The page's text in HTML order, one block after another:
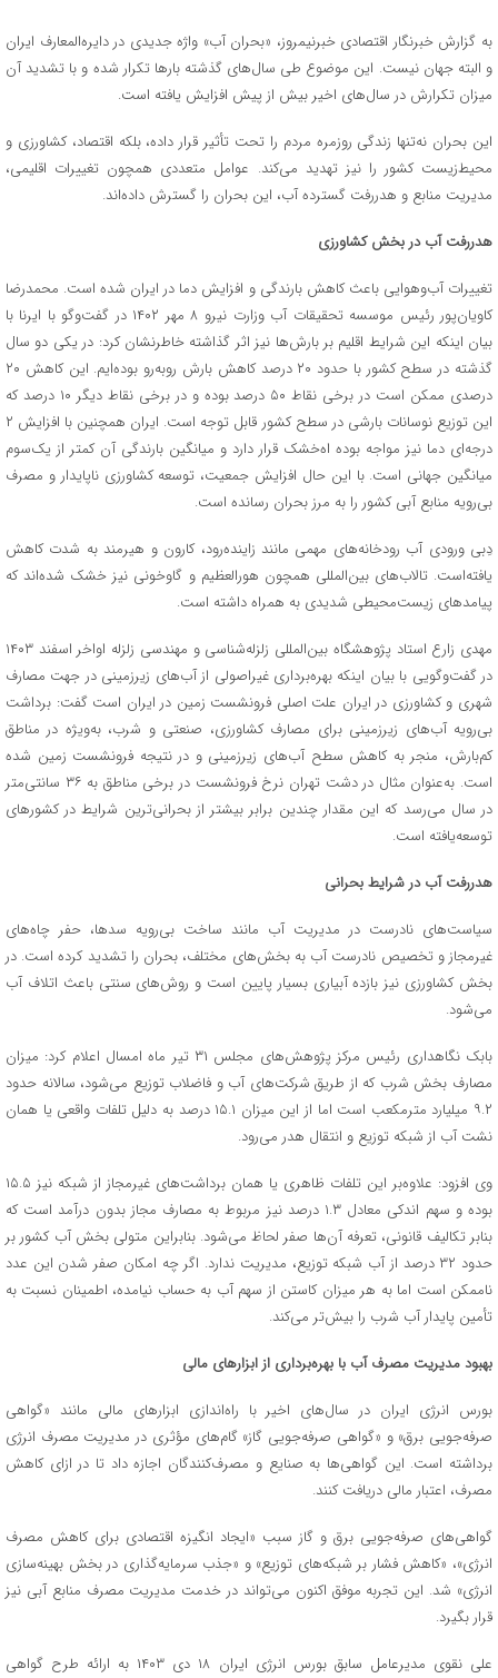
به گزارش خبرنگار اقتصادی خبرنیمروز، «بحران آب» واژه جدیدی در دایره‌المعارف ایران
و البته جهان نیست. این موضوع طی سال‌های گذشته بارها تکرار شده و با تشدید آن
میزان تکرارش در سال‌های اخیر بیش از پیش افزایش یافته است.
این بحران نه‌تنها زندگی روزمره مردم را تحت تأثیر قرار داده، بلکه اقتصاد، کشاورزی و
محیط‌زیست کشور را نیز تهدید می‌کند. عوامل متعددی همچون تغییرات اقلیمی،
مدیریت منابع و هدررفت گسترده آب، این بحران را گسترش داده‌اند.
هدررفت آب در بخش کشاورزی
تغییرات آب‌وهوایی باعث کاهش بارندگی و افزایش دما در ایران شده است. محمدرضا
کاویان‌پور رئیس موسسه تحقیقات آب وزارت نیرو ۸ مهر ۱۴۰۲ در گفت‌وگو با ایرنا با
بیان اینکه این شرایط اقلیم بر بارش‌ها نیز اثر گذاشته خاطرنشان کرد: در یکی دو سال
گذشته در سطح کشور با حدود ۲۰ درصد کاهش بارش روبه‌رو بوده‌ایم. این کاهش ۲۰
درصدی ممکن است در برخی نقاط ۵۰ درصد بوده و در برخی نقاط دیگر ۱۰ درصد که
این توزیع نوسانات بارشی در سطح کشور قابل توجه است. ایران همچنین با افزایش ۲
درجه‌ای دما نیز مواجه بوده اه‌خشک قرار دارد و میانگین بارندگی آن کمتر از یک‌سوم
میانگین جهانی است. با این حال افزایش جمعیت، توسعه کشاورزی ناپایدار و مصرف
بی‌رویه منابع آبی کشور را به مرز بحران رسانده است.
دِبی ورودی آب رودخانه‌های مهمی مانند زاینده‌رود، کارون و هیرمند به شدت کاهش
یافته‌است. تالاب‌های بین‌المللی همچون هورالعظیم و گاوخونی نیز خشک شده‌اند که
پیامدهای زیست‌محیطی شدیدی به همراه داشته است.
مهدی زارع استاد پژوهشگاه بین‌المللی زلزله‌شناسی و مهندسی زلزله اواخر اسفند ۱۴۰۳
در گفت‌وگویی با بیان اینکه بهره‌برداری غیراصولی از آب‌های زیرزمینی در جهت مصارف
شهری و کشاورزی در ایران علت اصلی فرونشست زمین در ایران است گفت: برداشت
بی‌رویه آب‌های زیرزمینی برای مصارف کشاورزی، صنعتی و شرب، به‌ویژه در مناطق
کم‌بارش، منجر به کاهش سطح آب‌های زیرزمینی و در نتیجه فرونشست زمین شده
است. به‌عنوان مثال در دشت تهران نرخ فرونشست در برخی مناطق به ۳۶ سانتی‌متر
در سال می‌رسد که این مقدار چندین برابر بیشتر از بحرانی‌ترین شرایط در کشورهای
توسعه‌یافته است.
هدررفت آب در شرایط بحرانی
سیاست‌های نادرست در مدیریت آب مانند ساخت بی‌رویه سدها، حفر چاه‌های
غیرمجاز و تخصیص نادرست آب به بخش‌های مختلف، بحران را تشدید کرده است. در
بخش کشاورزی نیز بازده آبیاری بسیار پایین است و روش‌های سنتی باعث اتلاف آب
می‌شود.
بابک نگاهداری رئیس مرکز پژوهش‌های مجلس ۳۱ تیر ماه امسال اعلام کرد: میزان
مصارف بخش شرب که از طریق شرکت‌های آب و فاضلاب توزیع می‌شود، سالانه حدود
۹.۲ میلیارد مترمکعب است اما از این میزان ۱۵.۱ درصد به دلیل تلفات واقعی یا همان
نشت آب از شبکه توزیع و انتقال هدر می‌رود.
وی افزود: علاوه‌بر این تلفات ظاهری یا همان برداشت‌های غیرمجاز از شبکه نیز ۱۵.۵
بوده و سهم اندکی معادل ۱.۳ درصد نیز مربوط به مصارف مجاز بدون درآمد است که
بنابر تکالیف قانونی، تعرفه آن‌ها صفر لحاظ می‌شود. بنابراین متولی بخش آب کشور بر
حدود ۳۲ درصد از آب شبکه توزیع، مدیریت ندارد. اگر چه امکان صفر شدن این عدد
ناممکن است اما به هر میزان کاستن از سهم آب به حساب نیامده، اطمینان نسبت به
تأمین پایدار آب شرب را بیش‌تر می‌کند.
بهبود مدیریت مصرف آب با بهره‌برداری از ابزارهای مالی
بورس انرژی ایران در سال‌های اخیر با راه‌اندازی ابزارهای مالی مانند «گواهی
صرفه‌جویی برق» و «گواهی صرفه‌جویی گاز» گام‌های مؤثری در مدیریت مصرف انرژی
برداشته است. این گواهی‌ها به صنایع و مصرف‌کنندگان اجازه داد تا در ازای کاهش
مصرف، اعتبار مالی دریافت کنند.
گواهی‌های صرفه‌جویی برق و گاز سبب «ایجاد انگیزه اقتصادی برای کاهش مصرف
انرژی»، «کاهش فشار بر شبکه‌های توزیع» و «جذب سرمایه‌گذاری در بخش بهینه‌سازی
انرژی» شد. این تجربه موفق اکنون می‌تواند در خدمت مدیریت مصرف منابع آبی نیز
قرار بگیرد.
علی نقوی مدیرعامل سابق بورس انرژی ایران ۱۸ دی ۱۴۰۳ به ارائه طرح گواهی